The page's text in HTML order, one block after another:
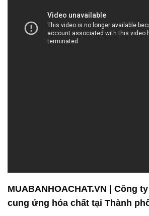
MUABANHOACHAT.VN | Công
cung ứng hóa chất tại Thành